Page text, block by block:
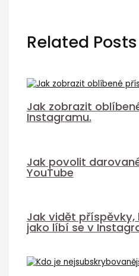
Related Posts
Jak zobrazit
Instagramu.
Jak povolit
YouTube
Jak vidět příspěvky,
jako líbí se v